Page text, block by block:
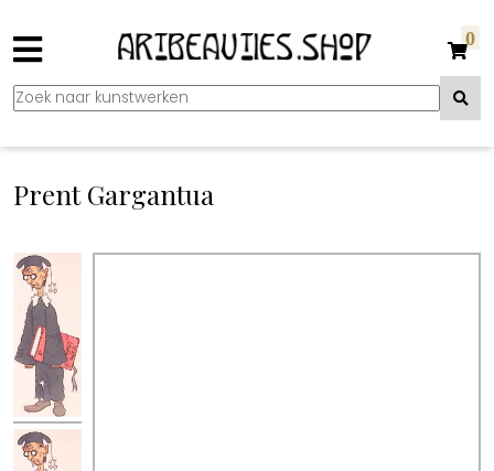
0
Prent Gargantua